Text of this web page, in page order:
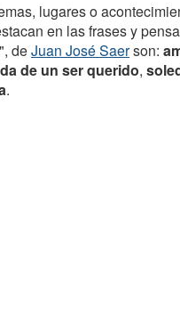
lugares o
en las frases y
deJuan José Saerson:
de un ser querido,
.